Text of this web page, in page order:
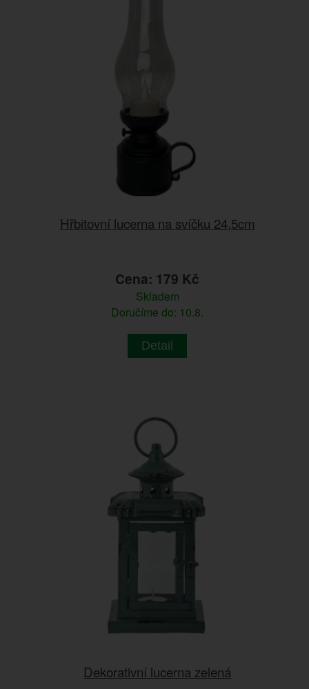
Hřbitovní lucerna na svíčku 24,5cm
Cena: 179 Kč
Skladem
Doručíme do: 10.8.
Detail
Dekorativní lucerna zelená